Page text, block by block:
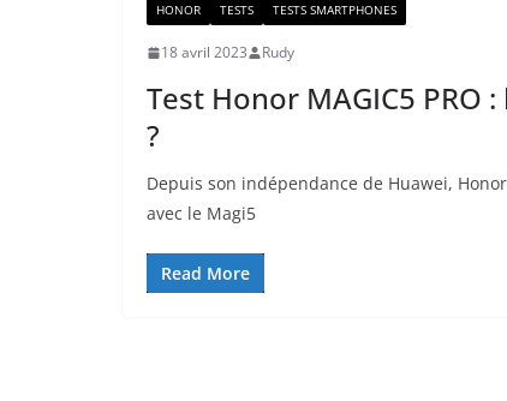
HONOR TESTS TESTS SMARTPHONES
18 avril 2023 Rudy
Test Honor MAGIC5
?
Depuis son indépendance de Huawei,
avec le Magi5
Read More